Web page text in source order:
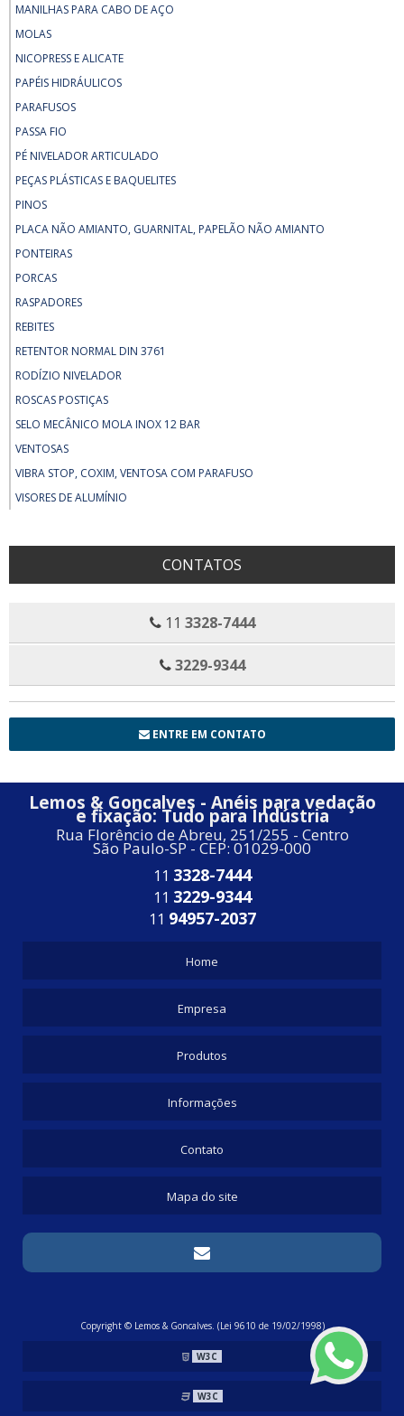
MANILHAS PARA CABO DE AÇO
MOLAS
NICOPRESS E ALICATE
PAPÉIS HIDRÁULICOS
PARAFUSOS
PASSA FIO
PÉ NIVELADOR ARTICULADO
PEÇAS PLÁSTICAS E BAQUELITES
PINOS
PLACA NÃO AMIANTO, GUARNITAL, PAPELÃO NÃO AMIANTO
PONTEIRAS
PORCAS
RASPADORES
REBITES
RETENTOR NORMAL DIN 3761
RODÍZIO NIVELADOR
ROSCAS POSTIÇAS
SELO MECÂNICO MOLA INOX 12 BAR
VENTOSAS
VIBRA STOP, COXIM, VENTOSA COM PARAFUSO
VISORES DE ALUMÍNIO
CONTATOS
11 3328-7444
3229-9344
ENTRE EM CONTATO
Lemos & Goncalves - Anéis para vedação
e fixação: Tudo para Indústria
Rua Florêncio de Abreu, 251/255 - Centro
São Paulo-SP - CEP: 01029-000
11 3328-7444
11 3229-9344
11 94957-2037
Home
Empresa
Produtos
Informações
Contato
Mapa do site
Copyright © Lemos & Goncalves. (Lei 9610 de 19/02/1998)
W3C
W3C